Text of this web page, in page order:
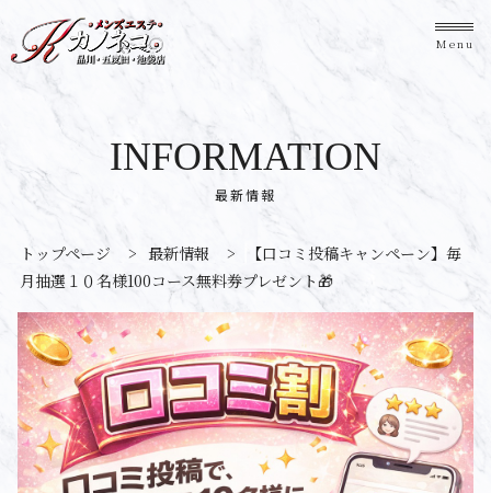
Menu
最新情報
INFORMATION
トップページ > 最新情報 >
【口コミ投稿キャンペーン】毎
月抽選１０名様100コース無料券プレゼント🎁